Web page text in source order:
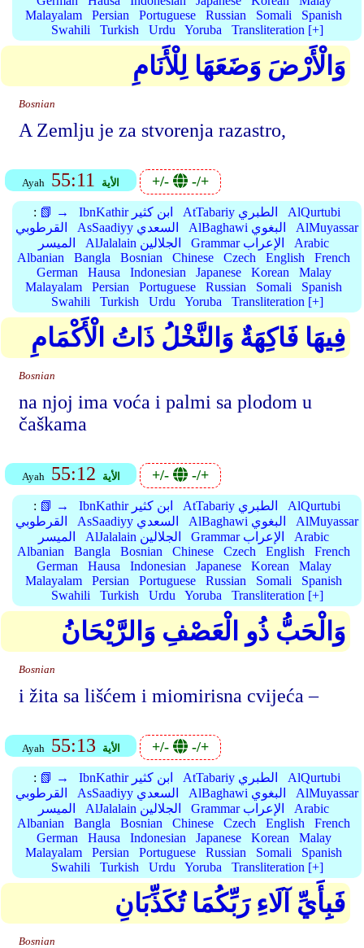
Malayalam
Persian Portuguese Russian Somali
Spanish
Swahili
Turkish Urdu Yoruba Transliteration [+]
وَالْأَرْضَ وَضَعَهَا لِلْأَنَامِ
Bosnian
A Zemlju je za stvorenja razastro,
Ayah 55:11 الأية +/- -/+
: 📗 → IbnKathir ابن كثير AtTabariy الطبري
AlQurtubi
القرطوبي
AsSaadiyy السعدي AlBaghawi البغوي
AlMuyassar
الميسر
AlJalalain الجلالين Grammar الإعراب
Arabic
Albanian
Bangla Bosnian Chinese Czech English
French
German
Hausa Indonesian Japanese Korean
Malay
Malayalam
Persian Portuguese Russian Somali
Spanish
Swahili
Turkish Urdu Yoruba Transliteration [+]
فِيهَا فَاكِهَةٌ وَالنَّخْلُ ذَاتُ الْأَكْمَامِ
Bosnian
na njoj ima voća i palmi sa plodom u
čaškama
Ayah 55:12 الأية +/- -/+
: 📗 → IbnKathir ابن كثير AtTabariy الطبري
AlQurtubi
القرطوبي
AsSaadiyy السعدي AlBaghawi البغوي
AlMuyassar
الميسر
AlJalalain الجلالين Grammar الإعراب
Arabic
Albanian
Bangla Bosnian Chinese Czech English
French
German
Hausa Indonesian Japanese Korean
Malay
Malayalam
Persian Portuguese Russian Somali
Spanish
Swahili
Turkish Urdu Yoruba Transliteration [+]
وَالْحَبُّ ذُو الْعَصْفِ وَالرَّيْحَانُ
Bosnian
i žita sa lišćem i miomirisna cvijeća –
Ayah 55:13 الأية +/- -/+
: 📗 → IbnKathir ابن كثير AtTabariy الطبري
AlQurtubi
القرطوبي
AsSaadiyy السعدي AlBaghawi البغوي
AlMuyassar
الميسر
AlJalalain الجلالين Grammar الإعراب
Arabic
Albanian
Bangla Bosnian Chinese Czech English
French
German
Hausa Indonesian Japanese Korean
Malay
Malayalam
Persian Portuguese Russian Somali
Spanish
Swahili
Turkish Urdu Yoruba Transliteration [+]
فَبِأَيِّ آلَاءِ رَبِّكُمَا تُكَذِّبَانِ
Bosnian